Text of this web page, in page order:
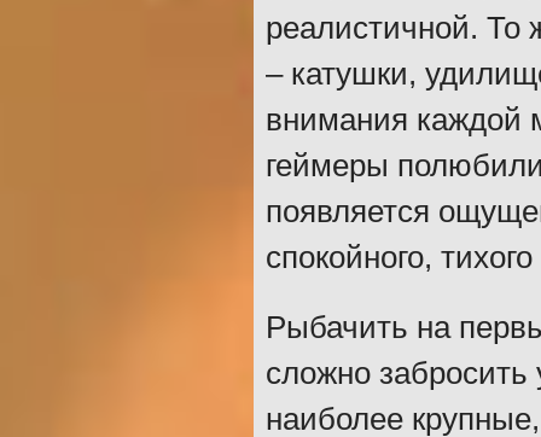
реалистичной. То
– катушки,
внимания каждой
геймеры
появляется
спокойного,
Рыбачить на
сложно забросить
наиболее